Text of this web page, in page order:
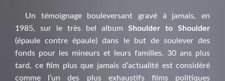
Un témoignage bouleversant gravé à jamais, en
1985, sur le très bel album Shoulder to Shoulder
(épaule contre épaule) dans le but de soulever des
fonds pour les mineurs et leurs familles. 30 ans plus
tard, ce film plus que jamais d’actualité est considéré
comme l’un des plus exhaustifs films politiques